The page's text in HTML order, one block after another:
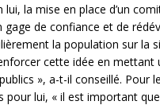
lui, la mise en place d’un
gage de confiance et de
la population sur la
cette idée en mettant
», a-t-il conseillé. Pour
pour lui, « il est important